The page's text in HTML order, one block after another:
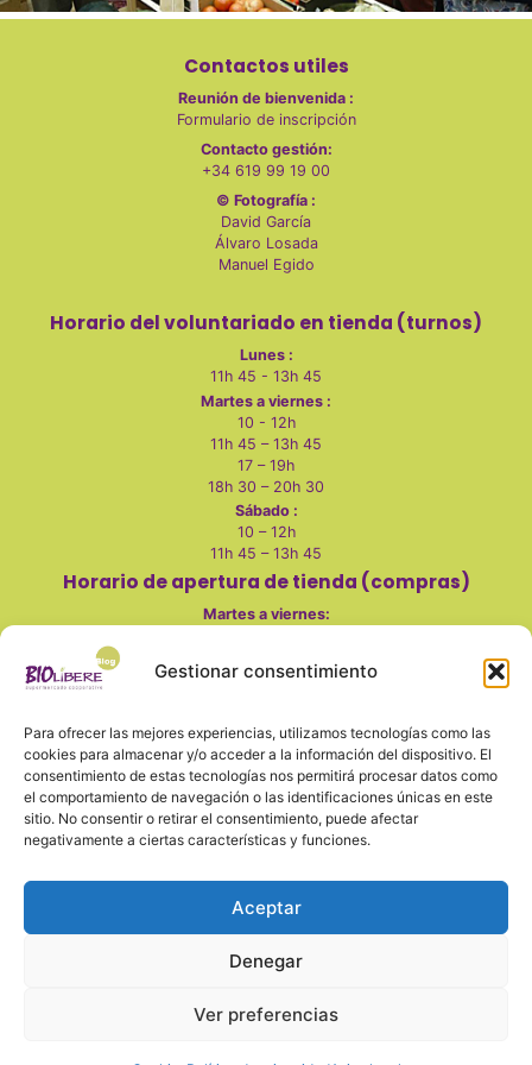
Gestionar consentimiento
Para ofrecer las mejores experiencias, utilizamos tecnologías como las
cookies para almacenar y/o acceder a la información del dispositivo. El
consentimiento de estas tecnologías nos permitirá procesar datos como
el comportamiento de navegación o las identificaciones únicas en este
sitio. No consentir o retirar el consentimiento, puede afectar
negativamente a ciertas características y funciones.
Aceptar
Denegar
Ver preferencias
Contactos utiles
Reunión de bienvenida :
Formulario de inscripción
Contacto gestión:
+34 619 99 19 00
© Fotografía :
David García
Álvaro Losada
Manuel Egido
Horario del voluntariado en tienda (turnos)
Lunes :
11h 45 - 13h 45
Martes a viernes :
10 - 12h
11h 45 – 13h 45
17 – 19h
18h 30 – 20h 30
Sábado :
10 – 12h
11h 45 – 13h 45
Horario de apertura de tienda (compras)
Martes a viernes:
17 - 20h
10 - 14h
Lunes, domingo y festivos cerrado